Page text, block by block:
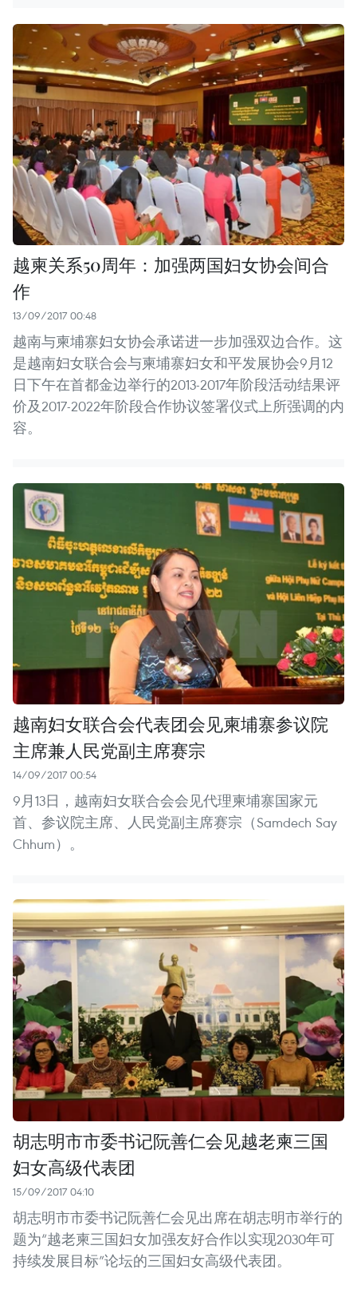
越柬关系50周年：加强两国妇女协会间合
作
13/09/2017 00:48
越南与柬埔寨妇女协会承诺进一步加强双边合作。这
是越南妇女联合会与柬埔寨妇女和平发展协会9月12
日下午在首都金边举行的2013-2017年阶段活动结果评
价及2017-2022年阶段合作协议签署仪式上所强调的内
容。
越南妇女联合会代表团会见柬埔寨参议院
主席兼人民党副主席赛宗
14/09/2017 00:54
9月13日，越南妇女联合会会见代理柬埔寨国家元
首、参议院主席、人民党副主席赛宗（Samdech Say
Chhum）。
胡志明市市委书记阮善仁会见越老柬三国
妇女高级代表团
15/09/2017 04:10
胡志明市市委书记阮善仁会见出席在胡志明市举行的
题为“越老柬三国妇女加强友好合作以实现2030年可
持续发展目标”论坛的三国妇女高级代表团。